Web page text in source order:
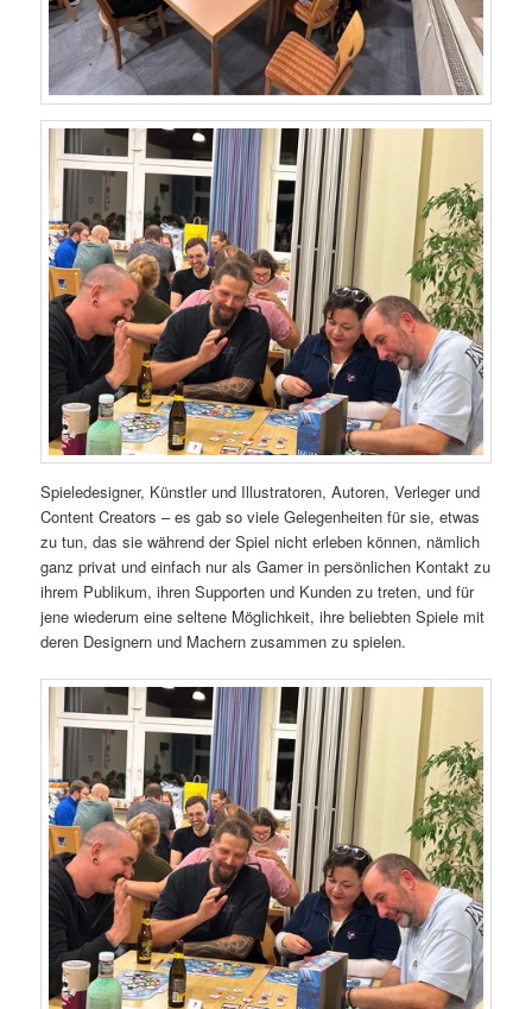
Spieledesigner, Künstler und Illustratoren, Autoren, Verleger und
Content Creators – es gab so viele Gelegenheiten für sie, etwas
zu tun, das sie während der Spiel nicht erleben können, nämlich
ganz privat und einfach nur als Gamer in persönlichen Kontakt zu
ihrem Publikum, ihren Supporten und Kunden zu treten, und für
jene wiederum eine seltene Möglichkeit, ihre beliebten Spiele mit
deren Designern und Machern zusammen zu spielen.